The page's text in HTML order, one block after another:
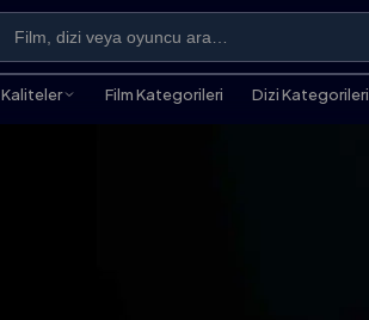
Kaliteler Film Kategorileri Dizi Kategorileri